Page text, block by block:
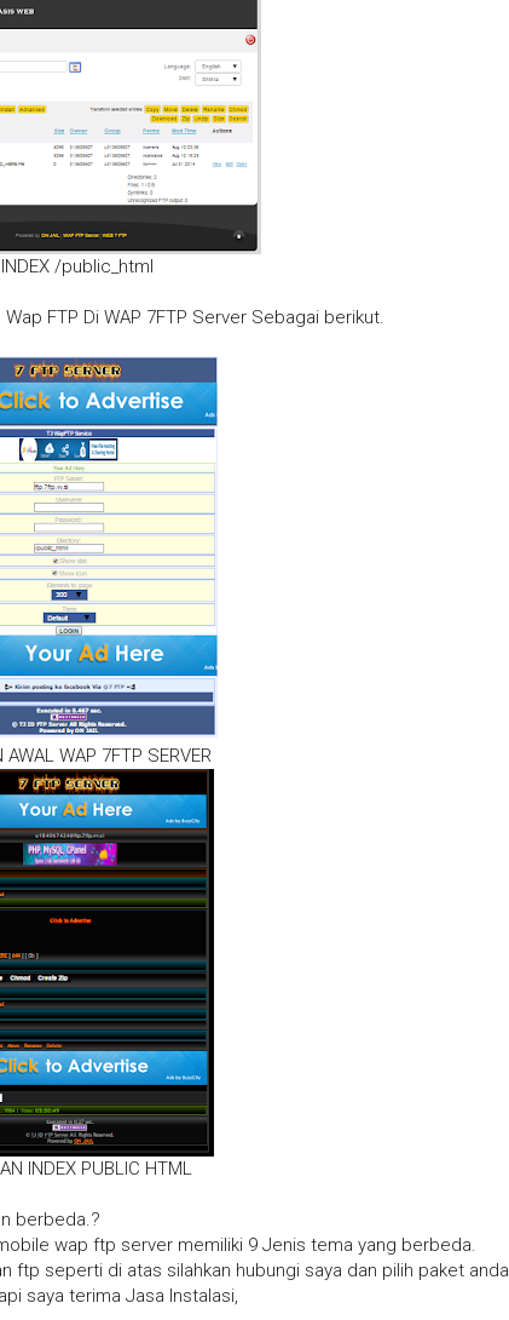
/public_html
FTP Di WAP 7FTP Server Sebagai berikut.
AWAL WAP 7FTP SERVER
INDEX PUBLIC HTML
berbeda.?
wap ftp server memiliki 9 Jenis tema yang berbeda.
ftp seperti di atas silahkan hubungi saya dan pilih paket anda
saya terima Jasa Instalasi,